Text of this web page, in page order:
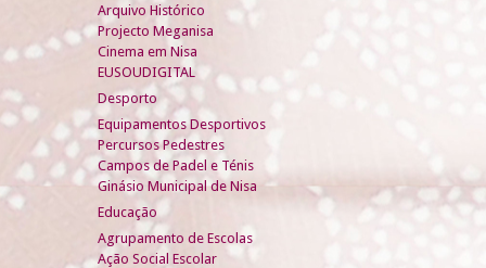
Arquivo Histórico
Projecto Meganisa
Cinema em Nisa
EUSOUDIGITAL
Desporto
Equipamentos Desportivos
Percursos Pedestres
Campos de Padel e Ténis
Ginásio Municipal de Nisa
Educação
Agrupamento de Escolas
Ação Social Escolar